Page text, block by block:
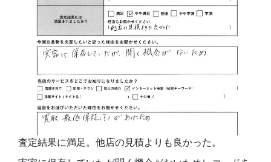
査定結果に満足。他店の見積よりも良かった。